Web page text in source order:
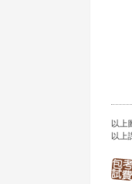
以上
以上